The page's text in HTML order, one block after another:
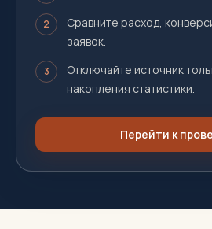
2
Сравните расход,
заявок.
3
Отключайте источник
накопления статистики.
Перейти к